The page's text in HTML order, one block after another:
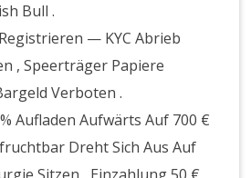
Bull .
— KYC Abrieb
, Speerträger Papiere
Verboten .
Aufladen Aufwärts Auf 700 €
Dreht Sich Aus Auf